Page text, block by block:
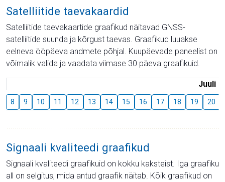
Satelliitide taevakaardid
Satelliitide taevakaartide graafikud näitavad GNSS-
satelliitide suunda ja kõrgust taevas. Graafikud luuakse
eelneva ööpäeva andmete põhjal. Kuupäevade paneelist on
võimalik valida ja vaadata viimase 30 päeva graafikuid.
Juuli
8 9 10 11 12 13 14 15 16 17 18 19 20
Signaali kvaliteedi graafikud
Signaali kvaliteedi graafikuid on kokku kaksteist. Iga graafiku
all on selgitus, mida antud graafik näitab. Kõik graafikud on